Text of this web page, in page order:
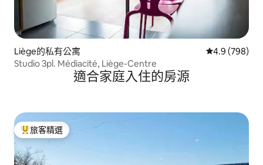
Liège的私有公寓 從 798 則評價
4.9 (798)
Studio 3pl. Médiacité, Liège-Centre
適合家庭入住的房源
旅客精選榜首
旅客精選